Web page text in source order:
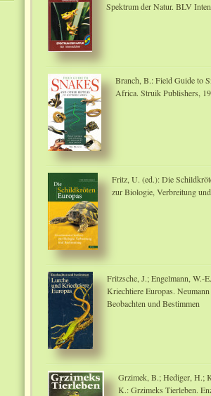
Spektrum der Natur. BLV
Branch, B.: Field Guide to
Africa. Struik Publishers,
Fritz, U. (ed.): Die
zur Biologie, Verbreitung
Fritzsche, J.; Engelmann, W.-
Kriechtiere Europas.
Beobachten und Bestimmen
Grzimek, B.; Hediger, H.;
K.: Grzimeks Tierleben.